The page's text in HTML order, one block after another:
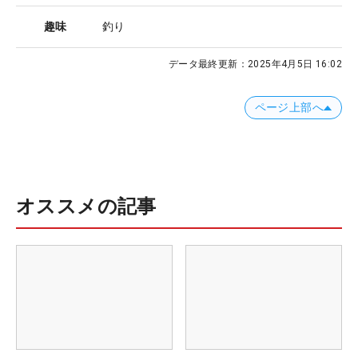
趣味 釣り
データ最終更新： 2025年4月5日 16:02
ページ上部へ
オススメの記事